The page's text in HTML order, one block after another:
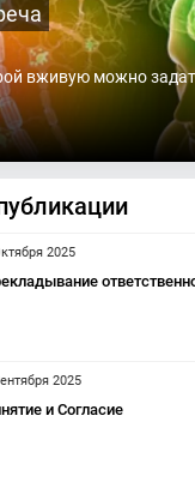
вживую можно
2025
2025
и Согласие